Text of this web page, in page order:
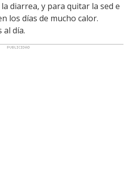
diarrea, y para quitar la sed e
los días de mucho calor.
al día.